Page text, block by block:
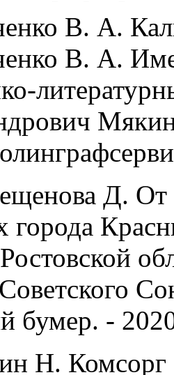
В. А.
В. А.
Д. От
города
бумер. -
Н. Комсорг